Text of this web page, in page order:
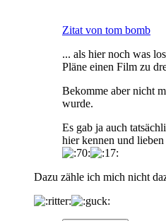
Zitat von tom bomb
... als hier noch was
Pläne einen Film zu
Bekomme aber nicht
wurde.
Es gab ja auch
hier kennen und lieben
Dazu zähle ich mich nicht